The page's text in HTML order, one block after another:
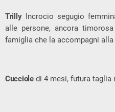
TrillyIncrocio segugio
alle persone, ancora
famiglia che la accompagni
Cuccioledi 4 mesi, futura taglia